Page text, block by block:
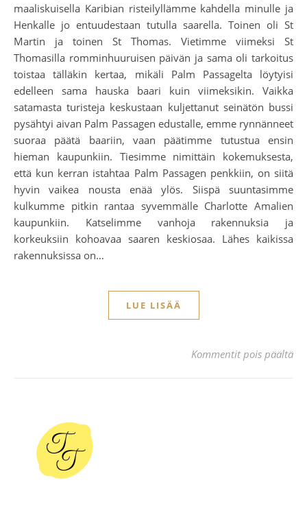
maaliskuisella Karibian risteilyllämme kahdella minulle ja
Henkalle jo entuudestaan tutulla saarella. Toinen oli St
Martin ja toinen St Thomas. Vietimme viimeksi St
Thomasilla romminhuuruisen päivän ja sama oli tarkoitus
toistaa tälläkin kertaa, mikäli Palm Passagelta löytyisi
edelleen sama hauska baari kuin viimeksikin. Vaikka
satamasta turisteja keskustaan kuljettanut seinätön bussi
pysähtyi aivan Palm Passagen edustalle, emme rynnänneet
suoraa päätä baariin, vaan päätimme tutustua ensin
hieman kaupunkiin. Tiesimme nimittäin kokemuksesta,
että kun kerran istahtaa Palm Passagen penkkiin, on siitä
hyvin vaikea nousta enää ylös. Siispä suuntasimme
kulkumme pitkin rantaa syvemmälle Charlotte Amalien
kaupunkiin. Katselimme vanhoja rakennuksia ja
korkeuksiin kohoavaa saaren keskiosaa. Lähes kaikissa
rakennuksissa on…
LUE LISÄÄ
Kommentit pois päältä